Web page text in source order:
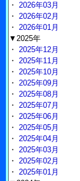
・ 2026年03月
・ 2026年02月
・ 2026年01月
▼2025年
・ 2025年12月
・ 2025年11月
・ 2025年10月
・ 2025年09月
・ 2025年08月
・ 2025年07月
・ 2025年06月
・ 2025年05月
・ 2025年04月
・ 2025年03月
・ 2025年02月
・ 2025年01月